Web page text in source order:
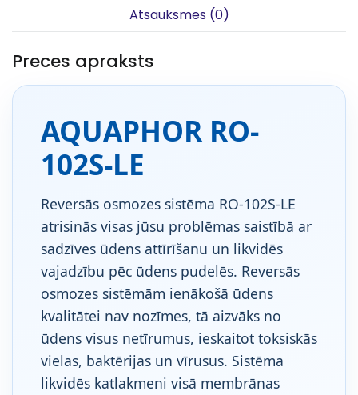
Atsauksmes (0)
Preces apraksts
AQUAPHOR RO-
102S-LE
Reversās osmozes sistēma RO-102S-LE
atrisinās visas jūsu problēmas saistībā ar
sadzīves ūdens attīrīšanu un likvidēs
vajadzību pēc ūdens pudelēs. Reversās
osmozes sistēmām ienākošā ūdens
kvalitātei nav nozīmes, tā aizvāks no
ūdens visus netīrumus, ieskaitot toksiskās
vielas, baktērijas un vīrusus. Sistēma
likvidēs katlakmeni visā membrānas